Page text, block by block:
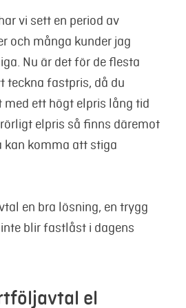
vi sett en period av
och många kunder jag
Nu är det för de flesta
teckna fastpris, då du
ett högt elpris lång tid
elpris så finns däremot
kan komma att stiga
en bra lösning, en trygg
blir fastlåst i dagens
el